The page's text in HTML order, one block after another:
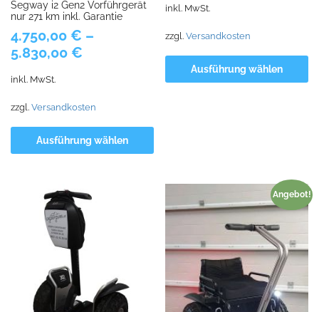
Segway i2 Gen2 Vorführgerät
nur 271 km inkl. Garantie
4.750,00 € –
5.830,00 €
inkl. MwSt.
zzgl. Versandkosten
Ausführung wählen
inkl. MwSt.
zzgl.Versandkosten
Ausführung wählen
Angebot!